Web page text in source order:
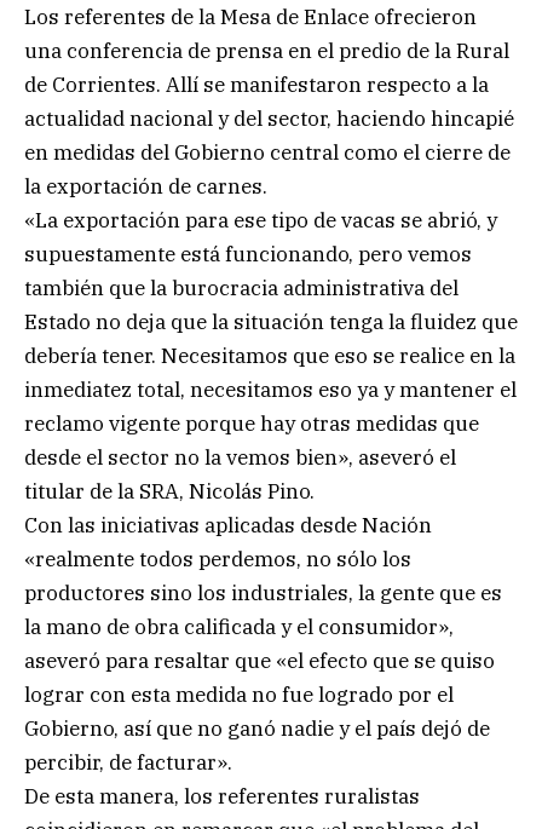
Los referentes de la Mesa de Enlace ofrecieron
una conferencia de prensa en el predio de la Rural
de Corrientes. Allí se manifestaron respecto a la
actualidad nacional y del sector, haciendo hincapié
en medidas del Gobierno central como el cierre de
la exportación de carnes.
«La exportación para ese tipo de vacas se abrió, y
supuestamente está funcionando, pero vemos
también que la burocracia administrativa del
Estado no deja que la situación tenga la fluidez que
debería tener. Necesitamos que eso se realice en la
inmediatez total, necesitamos eso ya y mantener el
reclamo vigente porque hay otras medidas que
desde el sector no la vemos bien», aseveró el
titular de la SRA, Nicolás Pino.
Con las iniciativas aplicadas desde Nación
«realmente todos perdemos, no sólo los
productores sino los industriales, la gente que es
la mano de obra calificada y el consumidor»,
aseveró para resaltar que «el efecto que se quiso
lograr con esta medida no fue logrado por el
Gobierno, así que no ganó nadie y el país dejó de
percibir, de facturar».
De esta manera, los referentes ruralistas